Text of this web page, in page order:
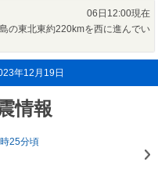
06日12:00現在
の東北東約220kmを西に進んでい
年12月19日
情報
25分頃